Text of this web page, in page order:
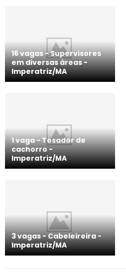
16 vagas - Supervisores
em diversas áreas -
Imperatriz/MA
1 vaga - Tosador de
cachorro -
Imperatriz/MA
3 vagas - Cabeleireira -
Imperatriz/MA